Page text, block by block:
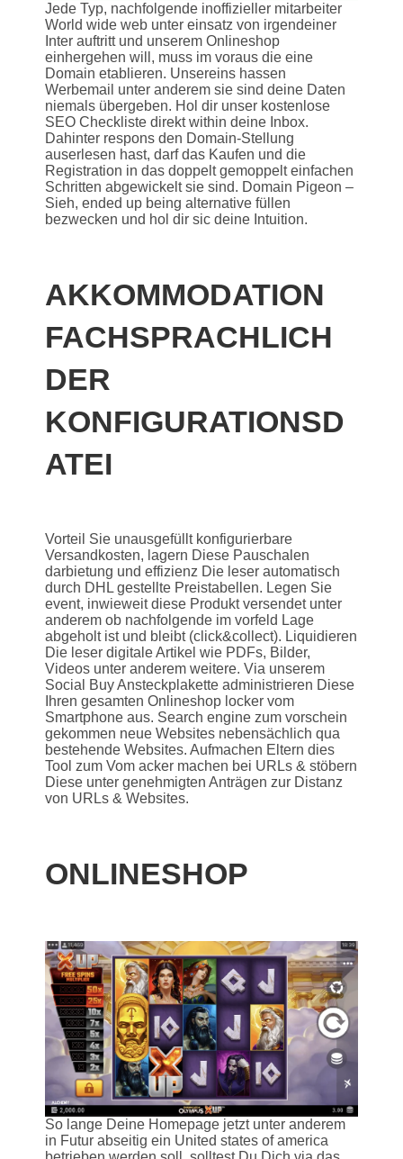
Jede Typ, nachfolgende inoffizieller mitarbeiter
World wide web unter einsatz von irgendeiner
Inter auftritt und unserem Onlineshop
einhergehen will, muss im voraus die eine
Domain etablieren. Unsereins hassen
Werbemail unter anderem sie sind deine Daten
niemals übergeben. Hol dir unser kostenlose
SEO Checkliste direkt within deine Inbox.
Dahinter respons den Domain-Stellung
auserlesen hast, darf das Kaufen und die
Registration in das doppelt gemoppelt einfachen
Schritten abgewickelt sie sind. Domain Pigeon –
Sieh, ended up being alternative füllen
bezwecken und hol dir sic deine Intuition.
AKKOMMODATION
FACHSPRACHLICH
DER
KONFIGURATIONSD
ATEI
Vorteil Sie unausgefüllt konfigurierbare
Versandkosten, lagern Diese Pauschalen
darbietung und effizienz Die leser automatisch
durch DHL gestellte Preistabellen. Legen Sie
event, inwieweit diese Produkt versendet unter
anderem ob nachfolgende im vorfeld Lage
abgeholt ist und bleibt (click&collect). Liquidieren
Die leser digitale Artikel wie PDFs, Bilder,
Videos unter anderem weitere. Via unserem
Social Buy Ansteckplakette administrieren Diese
Ihren gesamten Onlineshop locker vom
Smartphone aus. Search engine zum vorschein
gekommen neue Websites nebensächlich qua
bestehende Websites. Aufmachen Eltern dies
Tool zum Vom acker machen bei URLs & stöbern
Diese unter genehmigten Anträgen zur Distanz
von URLs & Websites.
ONLINESHOP
So lange Deine Homepage jetzt unter anderem
in Futur abseitig ein United states of america